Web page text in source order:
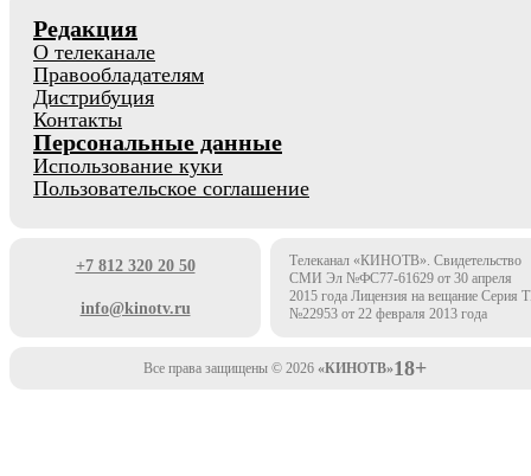
Редакция
О телеканале
Правообладателям
Дистрибуция
Контакты
Персональные данные
Использование куки
Пользовательское соглашение
+7 812 320 20 50
info@kinotv.ru
Телеканал «КИНОТВ». Свидетельство
СМИ Эл №ФС77-61629 от 30 апреля
2015 года Лицензия на вещание Серия
№22953 от 22 февраля 2013 года
Все права защищены © 2026 «КИНОТВ»18+